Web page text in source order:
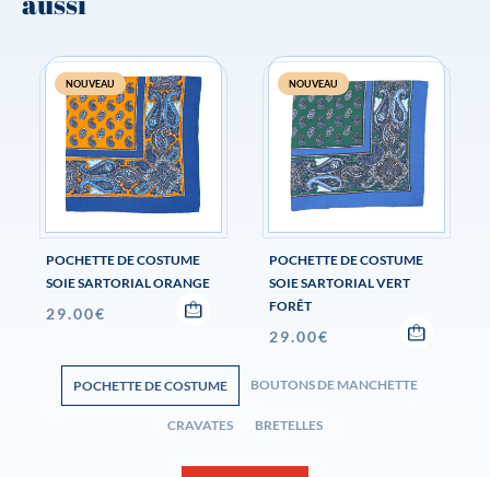
POCHETTE DE COSTUME BOUTONS DE MANCHETTE
CRAVATES BRETELLES
NOUVEAU
POCHETTE DE COSTUME
SOIE SARTORIAL ORANGE
29.00€
NOUVEAU
POCHETTE DE COSTUME
SOIE SARTORIAL VERT
FORÊT
29.00€